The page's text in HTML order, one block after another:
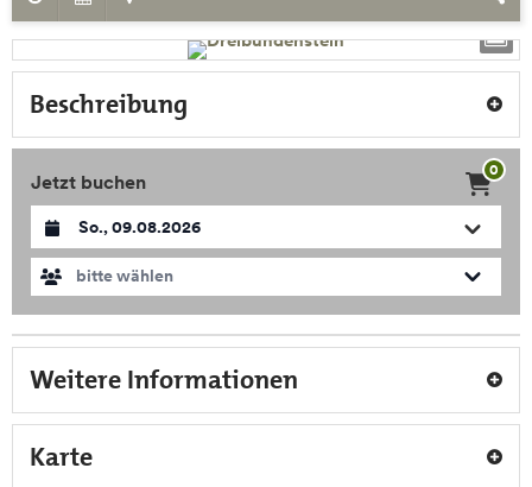
Beschreibung
Jetzt buchen
0
Datum auswählen
bitte wählen
Weitere Informationen
Karte